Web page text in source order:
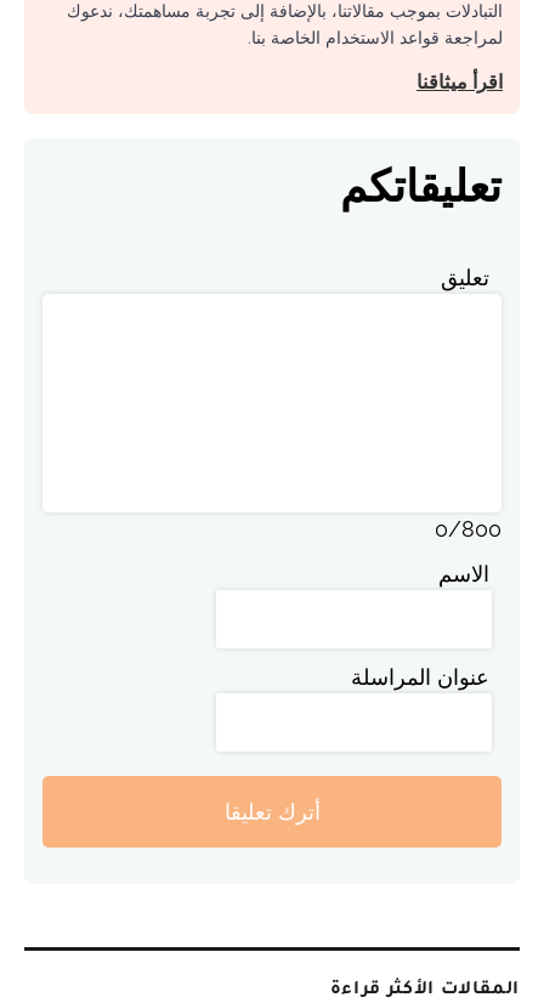
التبادلات بموجب مقالاتنا، بالإضافة إلى تجربة مساهمتك، ندعوك
لمراجعة قواعد الاستخدام الخاصة بنا.
اقرأ ميثاقنا
تعليقاتكم
تعليق
0/800
الاسم
عنوان المراسلة
أترك تعليقا
المقالات الأكثر قراءة